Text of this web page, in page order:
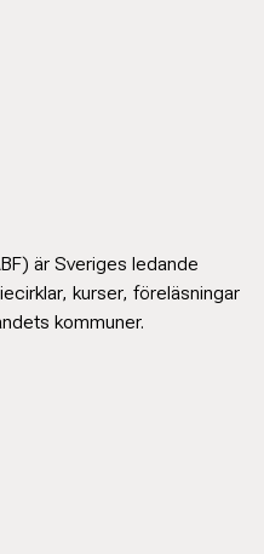
är Sveriges ledande
kurser, föreläsningar
kommuner.